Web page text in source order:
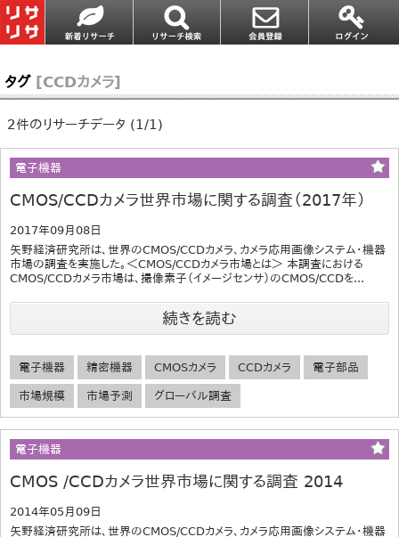
タグ [CCDカメラ]
2件のリサーチデータ (1/1)
電子機器
CMOS/CCDカメラ世界市場に関する調査（2017年）
2017年09月08日
矢野経済研究所は、世界のCMOS/CCDカメラ、カメラ応用画像システム・機器
市場の調査を実施した。＜CMOS/CCDカメラ市場とは＞ 本調査における
CMOS/CCDカメラ市場は、撮像素子（イメージセンサ）のCMOS/CCDを...
続きを読む
電子機器 精密機器 CMOSカメラ CCDカメラ 電子部品
市場規模 市場予測 グローバル調査
電子機器
CMOS /CCDカメラ世界市場に関する調査 2014
2014年05月09日
矢野経済研究所は、世界のCMOS/CCDカメラ、カメラ応用画像システム・機器